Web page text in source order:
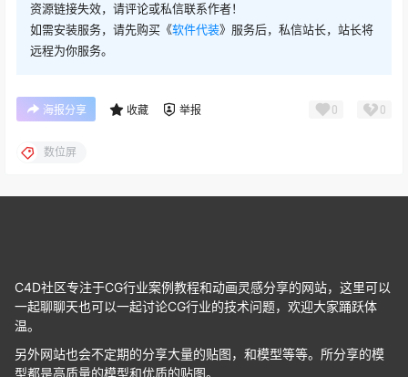
资源链接失效，请评论或私信联系作者！
如需安装服务，请先购买《软件代装》服务后，私信站长，站长将
远程为你服务。
海报分享 收藏 举报 0 0
数位屏
C4D社区专注于CG行业案例教程和动画灵感分享的网站，这里可以
一起聊聊天也可以一起讨论CG行业的技术问题，欢迎大家踊跃体
温。
另外网站也会不定期的分享大量的贴图，和模型等等。所分享的模
型都是高质量的模型和优质的贴图。